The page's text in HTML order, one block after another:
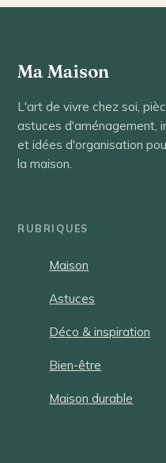
Ma Maison
L'art de vivre chez soi,
astuces d'aménagement,
et idées d'organisation
la maison.
RUBRIQUES
Maison
Astuces
Déco & inspiration
Bien-être
Maison durable